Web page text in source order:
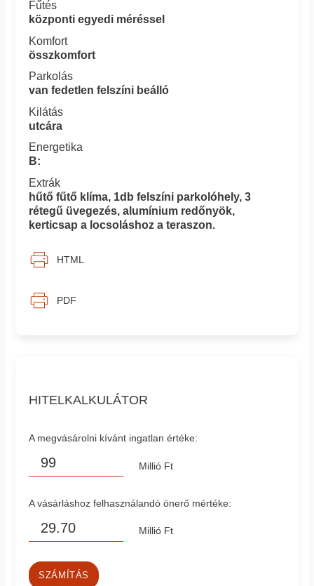
HITELKALKULÁTOR
A megvásárolni kívánt ingatlan értéke:
Millió Ft
A vásárláshoz felhasználandó önerő mértéke:
Millió Ft
SZÁMÍTÁS
Fűtés
központi egyedi méréssel
Komfort
összkomfort
Parkolás
van fedetlen felszíni beálló
Kilátás
utcára
Energetika
B:
Extrák
hűtő fűtő klíma, 1db felszíni parkolóhely, 3
rétegű üvegezés, alumínium redőnyök,
kerticsap a locsoláshoz a teraszon.
HTML
PDF